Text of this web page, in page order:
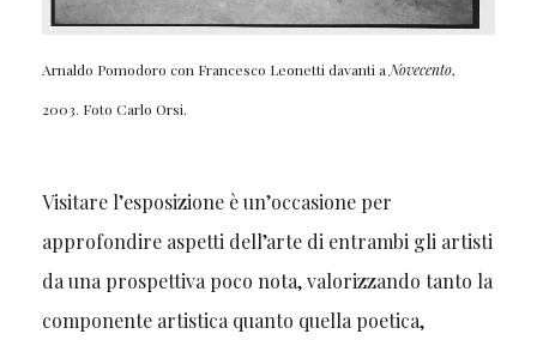
Arnaldo Pomodoro con Francesco Leonetti davanti aNovecento,
2003. Foto Carlo Orsi.
Visitare l’esposizione è un’occasione per
approfondire aspetti dell’arte di entrambi gli artisti
da una prospettiva poco nota, valorizzando tanto la
componente artistica quanto quella poetica,